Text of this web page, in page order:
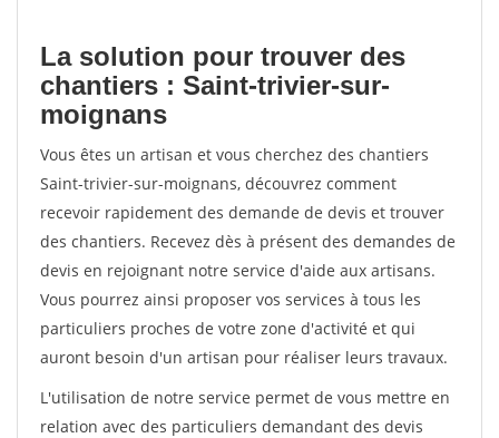
La solution pour trouver des
chantiers : Saint-trivier-sur-
moignans
Vous êtes un artisan et vous cherchez des chantiers
Saint-trivier-sur-moignans, découvrez comment
recevoir rapidement des demande de devis et trouver
des chantiers. Recevez dès à présent des demandes de
devis en rejoignant notre service d'aide aux artisans.
Vous pourrez ainsi proposer vos services à tous les
particuliers proches de votre zone d'activité et qui
auront besoin d'un artisan pour réaliser leurs travaux.
L'utilisation de notre service permet de vous mettre en
relation avec des particuliers demandant des devis